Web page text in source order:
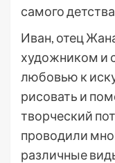
самого
Иван, отец
художником и
любовью к
рисовать и
творческий
проводили
различные